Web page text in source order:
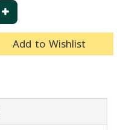
Add to Wishlist